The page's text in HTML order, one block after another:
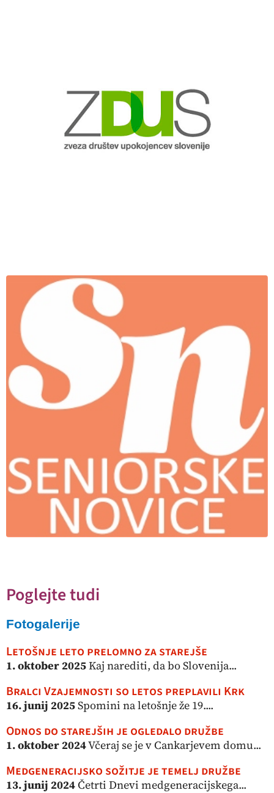
Poglejte tudi
Fotogalerije
Letošnje leto prelomno za starejše
1. oktober 2025Kaj narediti, da bo Slovenija...
Bralci Vzajemnosti so letos preplavili Krk
16. junij 2025Spomini na letošnje že 19....
Odnos do starejših je ogledalo družbe
1. oktober 2024Včeraj se je v Cankarjevem domu...
Medgeneracijsko sožitje je temelj družbe
13. junij 2024Četrti Dnevi medgeneracijskega...